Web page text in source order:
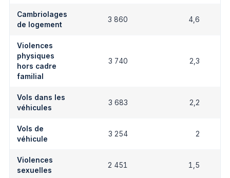
Cambriolages
de logement
3 860 4,6
Violences
physiques
hors cadre
familial
3 740 2,3
Vols dans les
véhicules
3 683 2,2
Vols de
véhicule
3 254 2
Violences
sexuelles
2 451 1,5